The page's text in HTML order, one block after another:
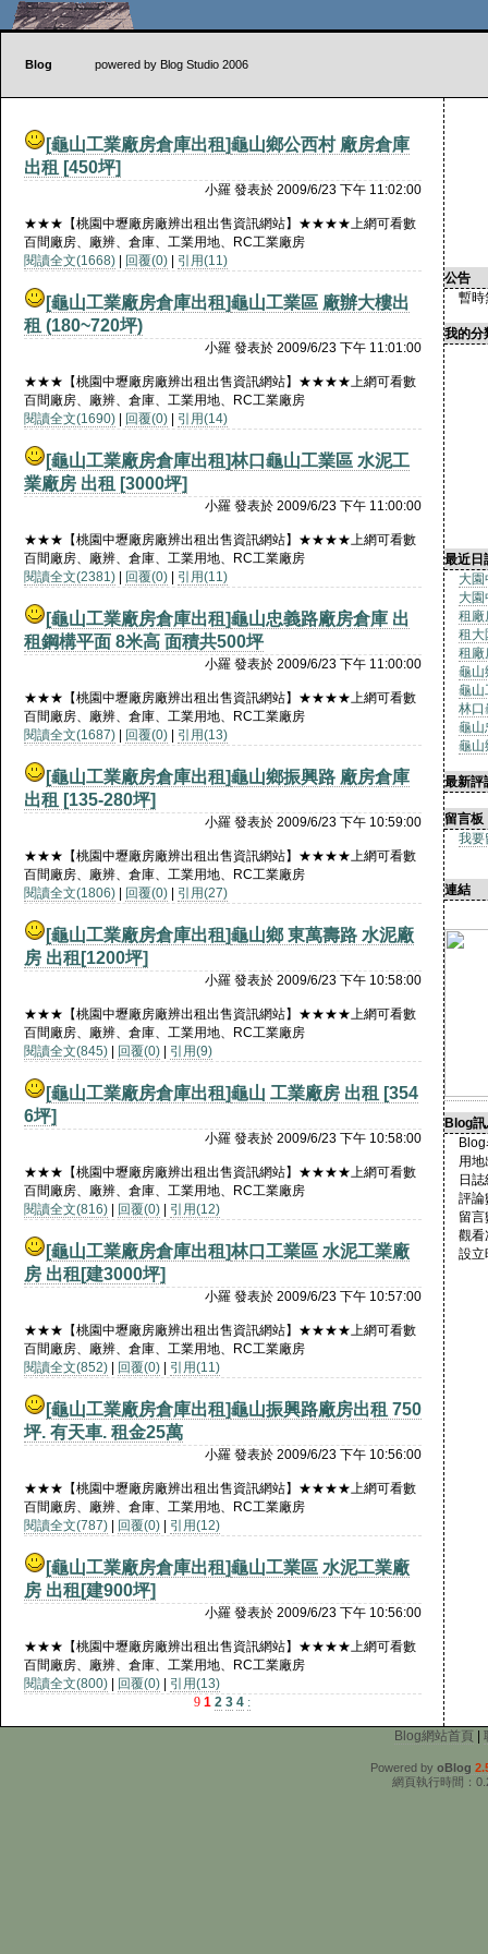
Blog powered by Blog Studio 2006
[龜山工業廠房倉庫出租]龜山鄉公西村 廠房倉庫
出租 [450坪]
小羅 發表於 2009/6/23 下午 11:02:00
★★★【桃園中壢廠房廠辨出租出售資訊網站】★★★★上網可看數
百間廠房、廠辨、倉庫、工業用地、RC工業廠房
閱讀全文(1668)| 回覆(0)| 引用(11)
[龜山工業廠房倉庫出租]龜山工業區 廠辦大樓出
租 (180~720坪)
小羅 發表於 2009/6/23 下午 11:01:00
★★★【桃園中壢廠房廠辨出租出售資訊網站】★★★★上網可看數
百間廠房、廠辨、倉庫、工業用地、RC工業廠房
閱讀全文(1690)| 回覆(0)| 引用(14)
[龜山工業廠房倉庫出租]林口龜山工業區 水泥工
業廠房 出租 [3000坪]
小羅 發表於 2009/6/23 下午 11:00:00
★★★【桃園中壢廠房廠辨出租出售資訊網站】★★★★上網可看數
百間廠房、廠辨、倉庫、工業用地、RC工業廠房
閱讀全文(2381)| 回覆(0)| 引用(11)
[龜山工業廠房倉庫出租]龜山忠義路廠房倉庫 出
租鋼構平面 8米高 面積共500坪
小羅 發表於 2009/6/23 下午 11:00:00
★★★【桃園中壢廠房廠辨出租出售資訊網站】★★★★上網可看數
百間廠房、廠辨、倉庫、工業用地、RC工業廠房
閱讀全文(1687)| 回覆(0)| 引用(13)
[龜山工業廠房倉庫出租]龜山鄉振興路 廠房倉庫
出租 [135-280坪]
小羅 發表於 2009/6/23 下午 10:59:00
★★★【桃園中壢廠房廠辨出租出售資訊網站】★★★★上網可看數
百間廠房、廠辨、倉庫、工業用地、RC工業廠房
閱讀全文(1806)| 回覆(0)| 引用(27)
[龜山工業廠房倉庫出租]龜山鄉 東萬壽路 水泥廠
房 出租[1200坪]
小羅 發表於 2009/6/23 下午 10:58:00
★★★【桃園中壢廠房廠辨出租出售資訊網站】★★★★上網可看數
百間廠房、廠辨、倉庫、工業用地、RC工業廠房
閱讀全文(845)| 回覆(0)| 引用(9)
[龜山工業廠房倉庫出租]龜山 工業廠房 出租 [354
6坪]
小羅 發表於 2009/6/23 下午 10:58:00
★★★【桃園中壢廠房廠辨出租出售資訊網站】★★★★上網可看數
百間廠房、廠辨、倉庫、工業用地、RC工業廠房
閱讀全文(816)| 回覆(0)| 引用(12)
[龜山工業廠房倉庫出租]林口工業區 水泥工業廠
房 出租[建3000坪]
小羅 發表於 2009/6/23 下午 10:57:00
★★★【桃園中壢廠房廠辨出租出售資訊網站】★★★★上網可看數
百間廠房、廠辨、倉庫、工業用地、RC工業廠房
閱讀全文(852)| 回覆(0)| 引用(11)
[龜山工業廠房倉庫出租]龜山振興路廠房出租 750
坪. 有天車. 租金25萬
小羅 發表於 2009/6/23 下午 10:56:00
★★★【桃園中壢廠房廠辨出租出售資訊網站】★★★★上網可看數
百間廠房、廠辨、倉庫、工業用地、RC工業廠房
閱讀全文(787)| 回覆(0)| 引用(12)
[龜山工業廠房倉庫出租]龜山工業區 水泥工業廠
房 出租[建900坪]
小羅 發表於 2009/6/23 下午 10:56:00
★★★【桃園中壢廠房廠辨出租出售資訊網站】★★★★上網可看數
百間廠房、廠辨、倉庫、工業用地、RC工業廠房
閱讀全文(800)| 回覆(0)|
引用(13)
9 1 2 3 4 :
公告
暫時
我的分
最近日
大
大
租
租大
租
龜山
龜山
林口
龜
龜山
最新評
留言板
我要
連結
Blog
用地
日
評論
留言
觀看
設立
Blog網站首頁
Powered by oBlog
網頁執行時間：